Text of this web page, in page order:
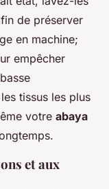
de préserver
en machine;
empêcher
tissus les plus
votre abaya
et aux